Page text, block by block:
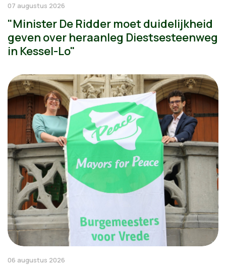
07 augustus 2026
"Minister De Ridder moet duidelijkheid
geven over heraanleg Diestsesteenweg
in Kessel-Lo"
06 augustus 2026